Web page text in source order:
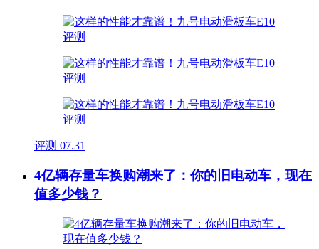
评测 07.31
4亿辆存量车换购潮来了：你的旧电动车，现在
值多少钱？